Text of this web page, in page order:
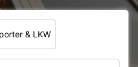
& LKW